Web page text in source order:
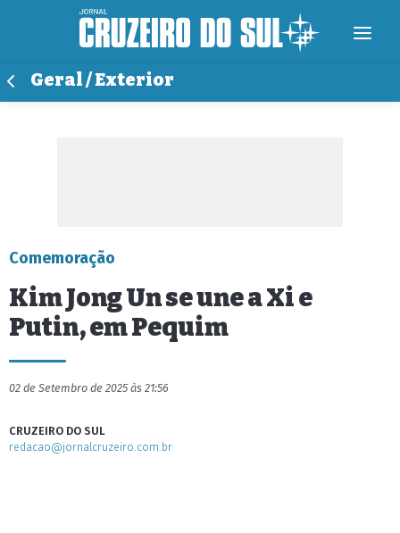
Geral / Exterior
Comemoração
Kim Jong Un se une a Xi e
Putin, em Pequim
02 de Setembro de 2025 às 21:56
CRUZEIRO DO SUL
redacao@jornalcruzeiro.com.br